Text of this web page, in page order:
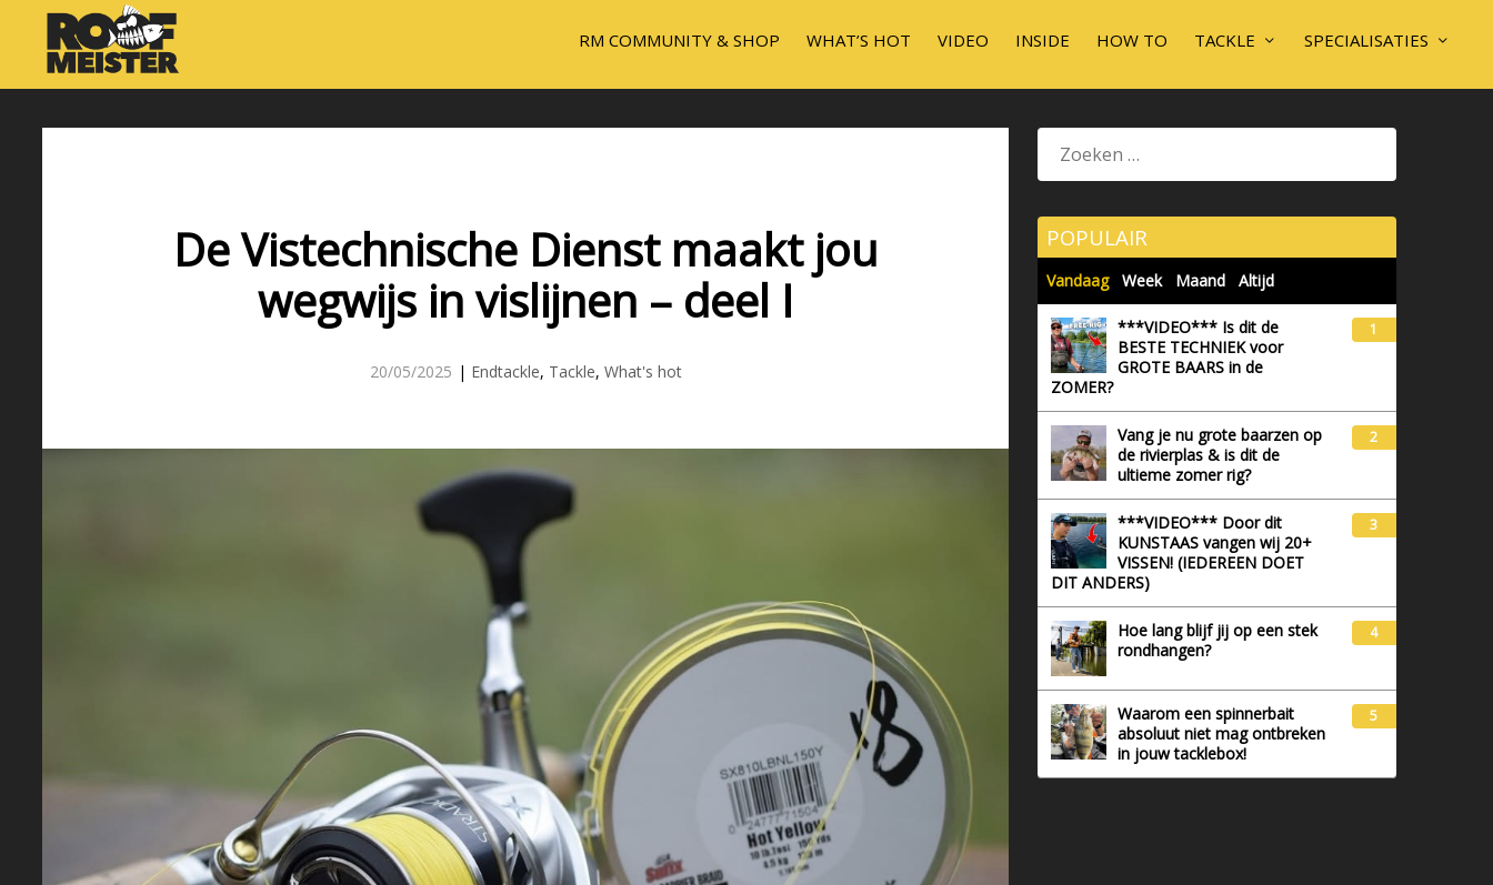
RM COMMUNITY & SHOP WHAT’S HOT VIDEO INSIDE HOW TO TACKLE SPECIALISATIES
De Vistechnische Dienst maakt jou
wegwijs in vislijnen – deel I
20/05/2025 | Endtackle, Tackle, What's hot
POPULAIR
Vandaag Week Maand Altijd
***VIDEO*** Is dit de
BESTE TECHNIEK voor
GROTE BAARS in de
ZOMER?
1
Vang je nu grote baarzen op
de rivierplas & is dit de
ultieme zomer rig?
2
***VIDEO*** Door dit
KUNSTAAS vangen wij 20+
VISSEN! (IEDEREEN DOET
DIT ANDERS)
3
Hoe lang blijf jij op een stek
rondhangen?
4
Waarom een spinnerbait
absoluut niet mag ontbreken
in jouw tacklebox!
5